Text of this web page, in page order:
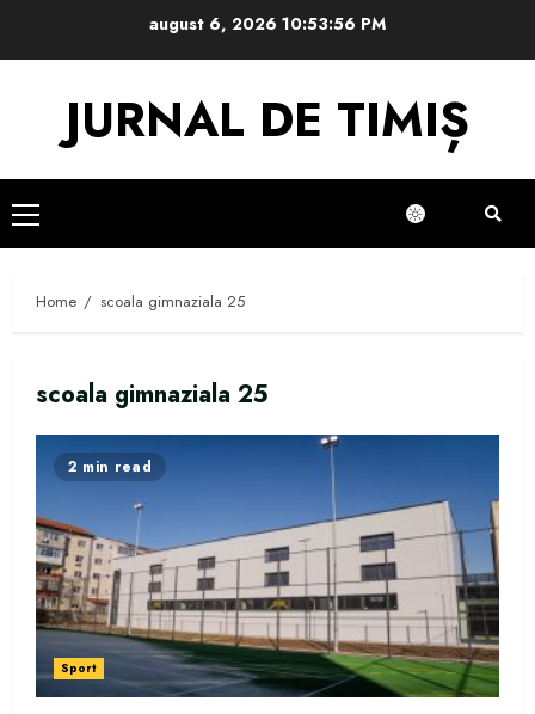
august 6, 2026 10:53:56 PM
JURNAL DE TIMIȘ
Primary
Menu
Home scoala gimnaziala 25
scoala gimnaziala 25
2 min read
Sport